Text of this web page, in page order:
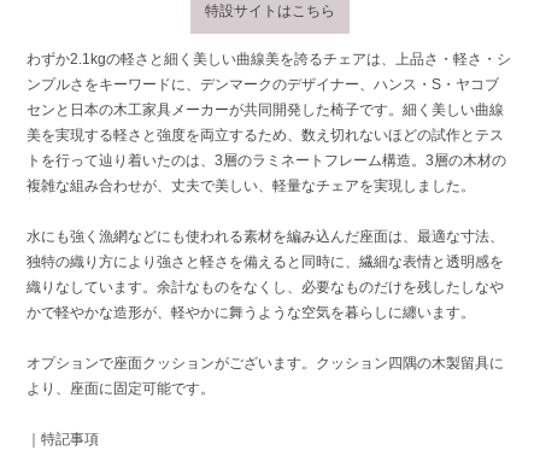
特設サイトはこちら
わずか2.1kgの軽さと細く美しい曲線美を誇るチェアは、上品さ・軽さ・シ
ンプルさをキーワードに、デンマークのデザイナー、ハンス・S・ヤコブ
センと日本の木工家具メーカーが共同開発した椅子です。細く美しい曲線
美を実現する軽さと強度を両立するため、数え切れないほどの試作とテス
トを行って辿り着いたのは、3層のラミネートフレーム構造。3層の木材の
複雑な組み合わせが、丈夫で美しい、軽量なチェアを実現しました。
水にも強く漁網などにも使われる素材を編み込んだ座面は、最適な寸法、
独特の織り方により強さと軽さを備えると同時に、繊細な表情と透明感を
織りなしています。余計なものをなくし、必要なものだけを残したしなや
かで軽やかな造形が、軽やかに舞うような空気を暮らしに纏います。
オプションで座面クッションがございます。クッション四隅の木製留具に
より、座面に固定可能です。
｜特記事項